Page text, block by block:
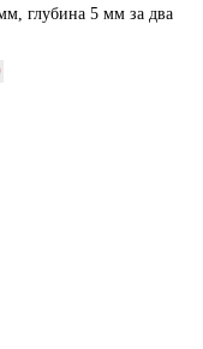
глубина 5 мм за два